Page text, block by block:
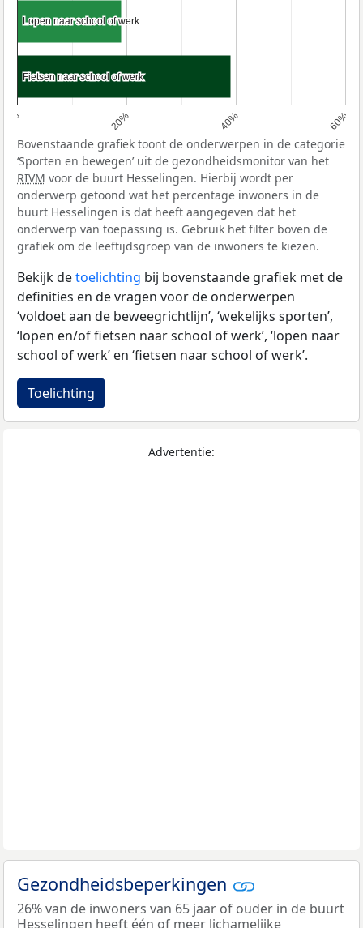
0% 20% 40% 60%
Lopen naar school of werk
Lopen naar school of werk
Fietsen naar school of werk
Fietsen naar school of werk
Bovenstaande grafiek toont de onderwerpen in de categorie
‘Sporten en bewegen’ uit de gezondheidsmonitor van het
RIVM voor de buurt Hesselingen. Hierbij wordt per
onderwerp getoond wat het percentage inwoners in de
buurt Hesselingen is dat heeft aangegeven dat het
onderwerp van toepassing is. Gebruik het filter boven de
grafiek om de leeftijdsgroep van de inwoners te kiezen.
Bekijk detoelichting bij bovenstaande grafiek met de
definities en de vragen voor de onderwerpen
‘voldoet aan de beweegrichtlijn’, ‘wekelijks sporten’,
‘lopen en/of fietsen naar school of werk’, ‘lopen naar
school of werk’ en ‘fietsen naar school of werk’.
Toelichting
Advertentie:
Gezondheidsbeperkingen
26% van de inwoners van 65 jaar of ouder in de buurt
Hesselingen heeft één of meer lichamelijke